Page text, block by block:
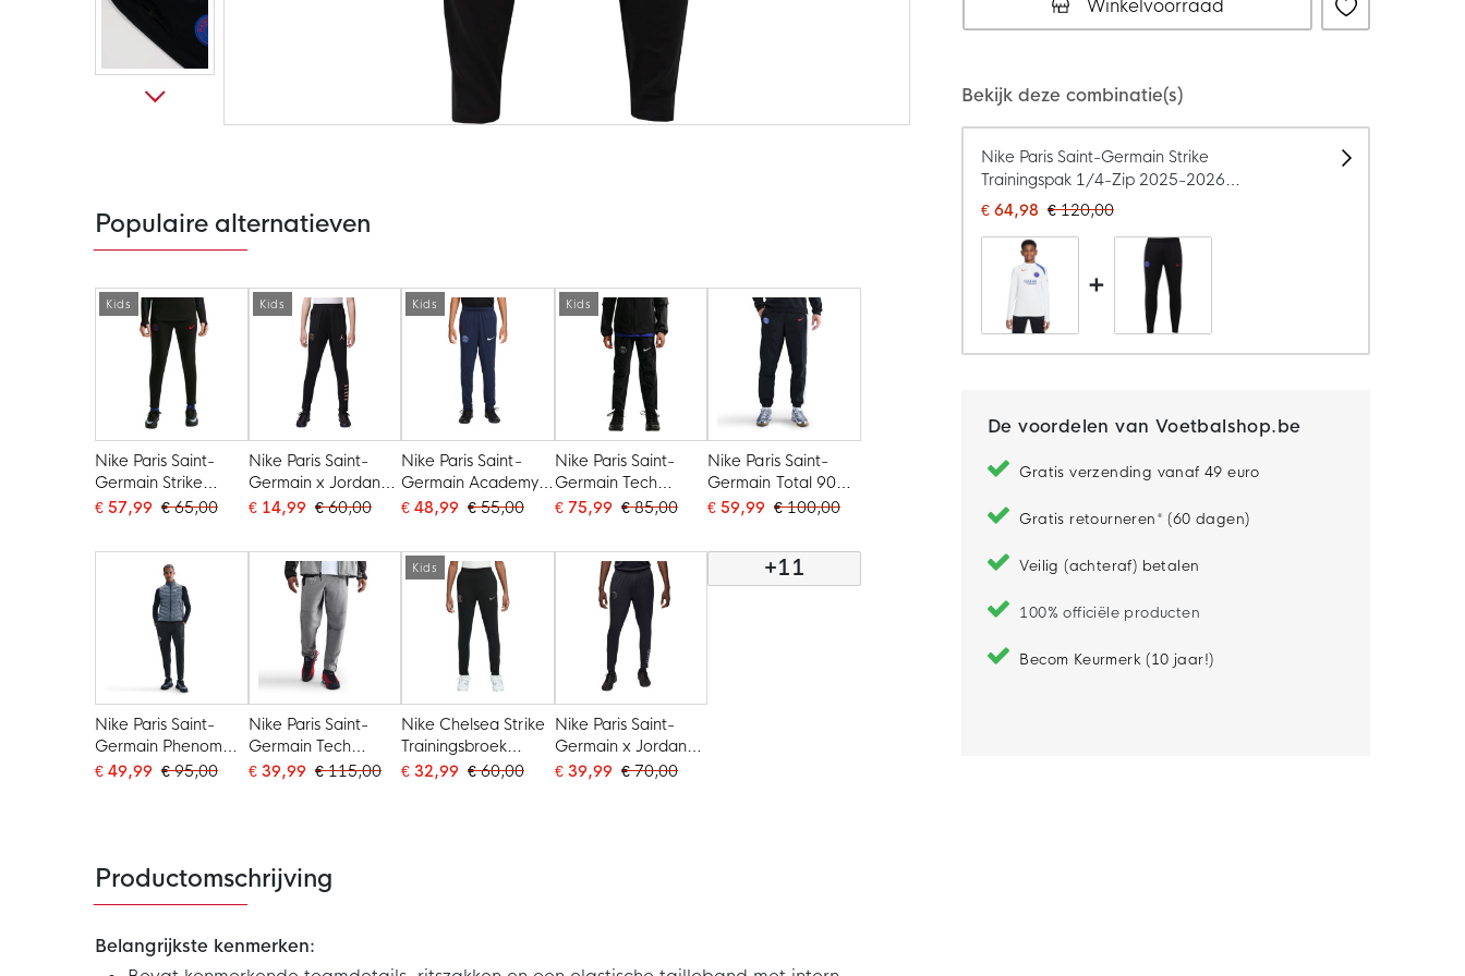
de
afbeeldingen-
gallerij
Winkelvoorraad
Bekijk deze combinatie(s)
Nike Paris Saint-Germain Strike
Trainingspak 1/4-Zip 2025-2026
Kids Wit Zwart Blauw Rood
€ 64,98 € 120,00
+
De voordelen van Voetbalshop.be
Gratis verzending vanaf 49 euro
Gratis retourneren* (60 dagen)
Veilig (achteraf) betalen
100% officiële producten
Becom Keurmerk (10 jaar!)
Populaire alternatieven
Kids
Nike Paris Saint-
Germain Strike
Trainingsbroek
Zwart Felrood
Donkerblauw
€ 57,99 € 65,00
Kids
Nike Paris Saint-
Germain x Jordan
Strike Trainingsbroek
Zwart Roze Brons
€ 14,99 € 60,00
Kids
Nike Paris Saint-
Germain Academy
Pro Trainingsbroek
Donkerblauw Wit
Rood
€ 48,99 € 55,00
Kids
Nike Paris Saint-
Germain Tech
Woven
2026-2027 Kids
Zwart Donkergrijs
€ 75,99 € 85,00
Nike Paris Saint-
Germain Total 90
Trainingsbroek
Zwart Wit Rood
€ 59,99 € 100,00
Nike Paris Saint-
Germain Phenom
Elite Trainingsbroek
€ 49,99 € 95,00
Nike Paris Saint-
Germain Tech
Woven
€ 39,99 € 115,00
Kids
Nike Chelsea Strike
Trainingsbroek
2025-2026 Kids
€ 32,99 € 60,00
Nike Paris Saint-
Germain x Jordan
Strike Trainingsbroek
€ 39,99 € 70,00
+11
Productomschrijving
Belangrijkste kenmerken: